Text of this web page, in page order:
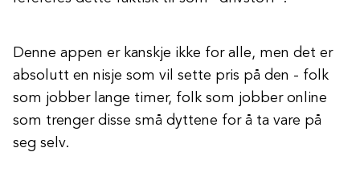
Denne appen er kanskje ikke for alle, men det er
absolutt en nisje som vil sette pris på den - folk
som jobber lange timer, folk som jobber online
som trenger disse små dyttene for å ta vare på
seg selv.